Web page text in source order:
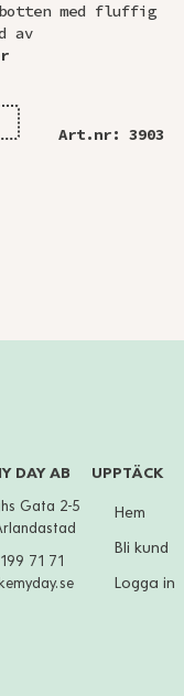
med fluffig
av
Art.nr: 3903
DAY AB
Gata 2-5
71 71
UPPTÄCK
Hem
Bli kund
Logga in